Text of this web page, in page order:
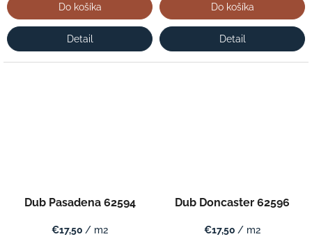
Do košíka
Detail
Do košíka
Detail
Dub Pasadena 62594
€17,50 / m2
Dub Doncaster 62596
€17,50 / m2